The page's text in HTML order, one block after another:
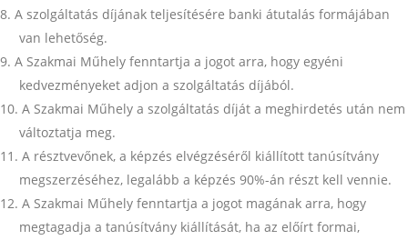
A szolgáltatás díjának teljesítésére banki átutalás formájában
van lehetőség.
A Szakmai Műhely fenntartja a jogot arra, hogy egyéni
kedvezményeket adjon a szolgáltatás díjából.
A Szakmai Műhely a szolgáltatás díját a meghirdetés után nem
változtatja meg.
A résztvevőnek, a képzés elvégzéséről kiállított tanúsítvány
megszerzéséhez, legalább a képzés 90%-án részt kell vennie.
A Szakmai Műhely fenntartja a jogot magának arra, hogy
megtagadja a tanúsítvány kiállítását, ha az előírt formai,